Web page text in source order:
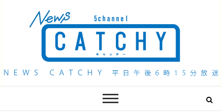
QAB NEWS Headline